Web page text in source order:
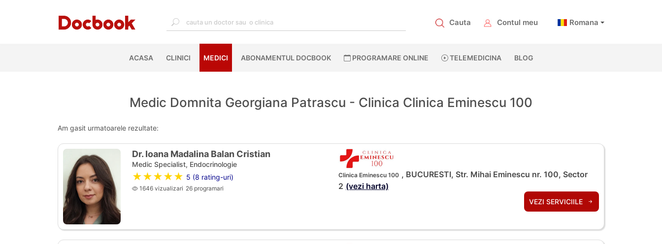
Cauta Contul meu Romana
ACASA(CURRENT)
CLINICI MEDICI ABONAMENTUL DOCBOOK PROGRAMARE ONLINE TELEMEDICINA BLOG
Medic Domnita Georgiana Patrascu - Clinica Clinica Eminescu 100
Am gasit urmatoarele rezultate:
Dr. Ioana Madalina Balan Cristian
Medic Specialist, Endocrinologie
★★★★★ 5 (8 rating-uri)
1646 vizualizari 26 programari
Clinica Eminescu 100 , BUCURESTI, Str. Mihai Eminescu nr. 100, Sector
2 (vezi harta)
VEZI SERVICIILE